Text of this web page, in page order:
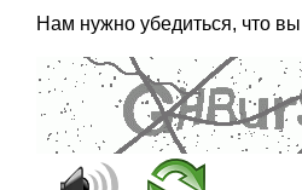
Нам нужно убедиться, что